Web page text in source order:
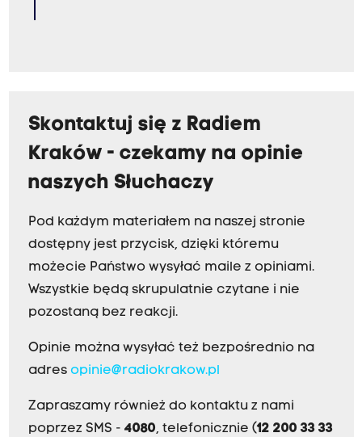
Skontaktuj się z Radiem
Kraków - czekamy na opinie
naszych Słuchaczy
Pod każdym materiałem na naszej stronie
dostępny jest przycisk, dzięki któremu
możecie Państwo wysyłać maile z opiniami.
Wszystkie będą skrupulatnie czytane i nie
pozostaną bez reakcji.
Opinie można wysyłać też bezpośrednio na
adres opinie@radiokrakow.pl
Zapraszamy również do kontaktu z nami
poprzez SMS - 4080, telefonicznie (12 200 33 33